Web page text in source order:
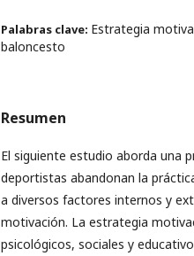
Palabras clave: Estrategia
baloncesto
Resumen
El siguiente estudio aborda una
deportistas abandonan la
a diversos factores internos y
motivación. La estrategia
psicológicos, sociales y